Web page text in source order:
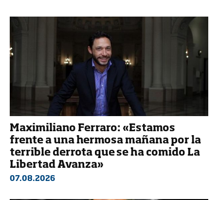
Maximiliano Ferraro: «Estamos
frente a una hermosa mañana por la
terrible derrota que se ha comido La
Libertad Avanza»
07.08.2026